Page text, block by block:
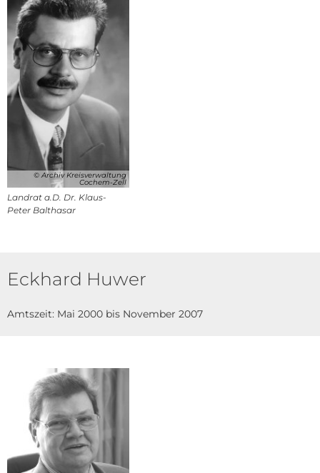
© Archiv Kreisverwaltung
Cochem-Zell
Landrat a.D. Dr. Klaus-
Peter Balthasar
Eckhard Huwer
Amtszeit: Mai 2000 bis November 2007